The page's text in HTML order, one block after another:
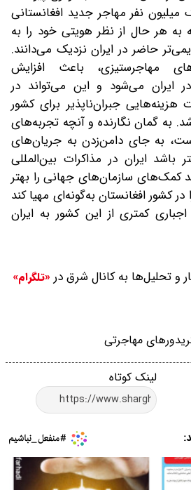
میلیون نفر مهاجر جدید افغانستانی
به هر حال از نظر هویتی خود را به
حاضر در ایران نزدیک می‌دانند.
مهاجرستیزی، باعث افزایش
ایران می‌شود و این می‌تواند در
جبران‌ناپذیر برای کشور
به گمان نگارنده و آنچه تجربه‌های
به جای دامن‌زدن به جریان‌های
باشد ایران در مذاکرات بین‌المللی
کمک‌های سازمان‌های جهانی را بهتر
کشور افغانستان به‌گونه‌ای مهیا کند
کمتری از این کشور به ایران
و تحلیل‌ها به کانال شرق در «تلگرام»
مهاجرتی
لینک کوتاه